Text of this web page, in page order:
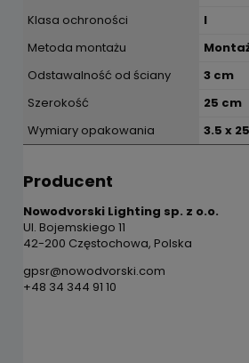
Klasa ochroności
I
Metoda montażu
Odstawalność od ściany
3 cm
Szerokość
25 cm
Wymiary opakowania
3.5 x
Producent
Nowodvorski Lighting sp. z o.o.
Ul. Bojemskiego 11
42-200 Częstochowa, Polska
gpsr@nowodvorski.com
+48 34 344 91 10